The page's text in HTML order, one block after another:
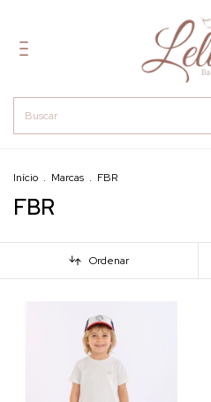
Início . Marcas . FBR
FBR
Ordenar